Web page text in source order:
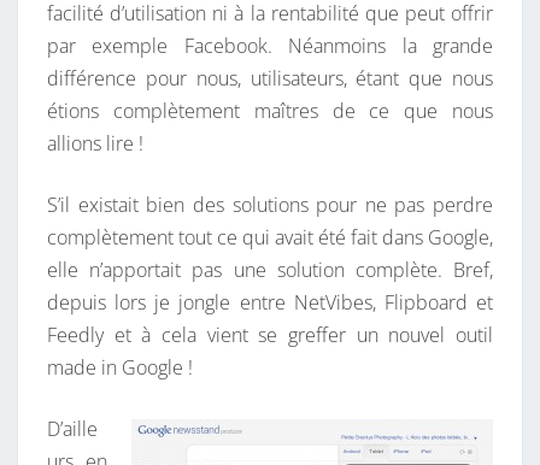
O
O
G
L
I
O
S
Q
U
facilité d’utilisation ni à la rentabilité que peut offrir
par exemple Facebook. Néanmoins la grande
différence pour nous, utilisateurs, étant que nous
étions complètement maîtres de ce que nous
allions lire !
S’il existait bien des solutions pour ne pas perdre
complètement tout ce qui avait été fait dans Google,
elle n’apportait pas une solution complète. Bref,
depuis lors je jongle entre NetVibes, Flipboard et
Feedly et à cela vient se greffer un nouvel outil
made in Google !
D’aille